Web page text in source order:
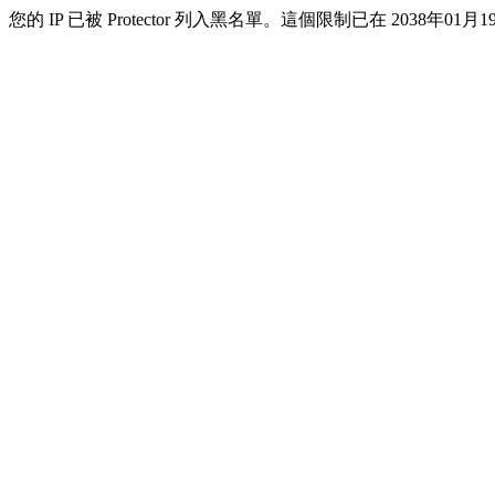
您的 IP 已被 Protector 列入黑名單。這個限制已在 2038年01月